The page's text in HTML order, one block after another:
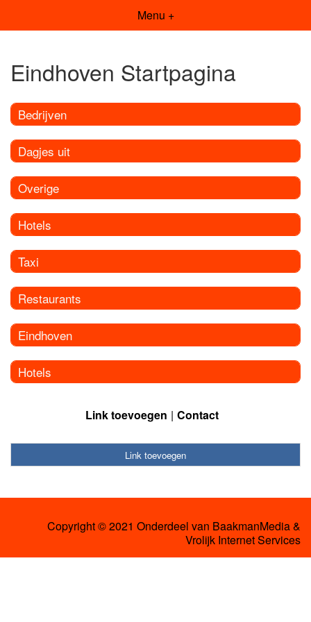
Menu +
Eindhoven Startpagina
Bedrijven
Dagjes uit
Overige
Hotels
Taxi
Restaurants
Eindhoven
Hotels
Link toevoegen Contact
Link toevoegen
Copyright © 2021 Onderdeel van BaakmanMedia&
Vrolijk Internet Services